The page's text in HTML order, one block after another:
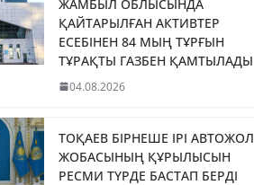
ЖАМБЫЛ ОБЛЫСЫНДА
ҚАЙТАРЫЛҒАН АКТИВТЕР
ЕСЕБІНЕН 84 МЫҢ ТҰРҒЫН
ТҰРАҚТЫ ГАЗБЕН ҚАМТЫЛАДЫ
04.08.2026
ТОҚАЕВ БІРНЕШЕ ІРІ АВТОЖОЛ
ЖОБАСЫНЫҢ ҚҰРЫЛЫСЫН
РЕСМИ ТҮРДЕ БАСТАП БЕРДІ